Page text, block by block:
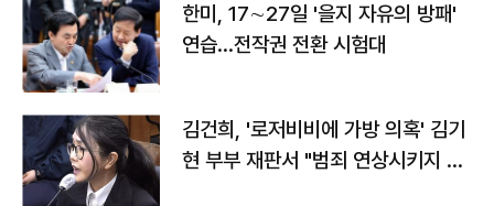
한미, 17∼27일 '을지 자유의 방패'
연습…전작권 전환 시험대
김건희, '로저비비에 가방 의혹' 김기
현 부부 재판서 "범죄 연상시키지 말